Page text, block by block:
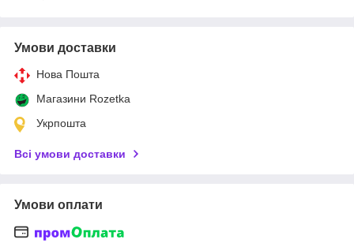
Умови доставки
Нова Пошта
Магазини Rozetka
Укрпошта
Всі умови доставки
Умови оплати